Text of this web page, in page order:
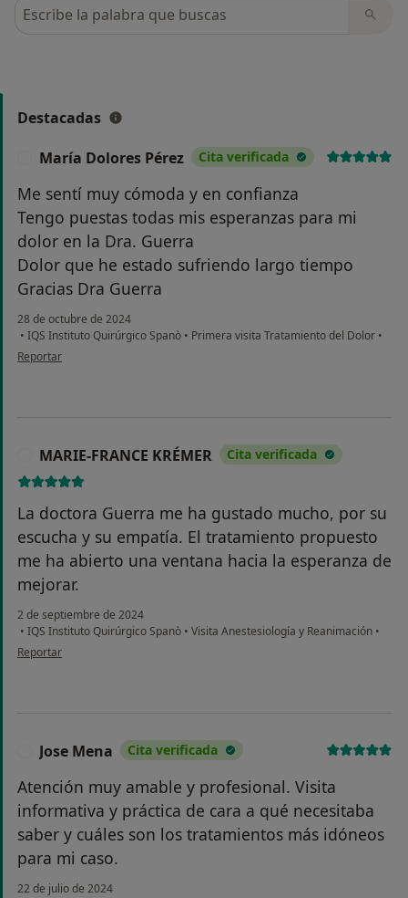
Busca en opiniones
Destacadas
María Dolores Pérez Cita verificada
Me sentí muy cómoda y en confianza
Tengo puestas todas mis esperanzas para mi
dolor en la Dra. Guerra
Dolor que he estado sufriendo largo tiempo
Gracias Dra Guerra
28 de octubre de 2024
• IQS Instituto Quirúrgico Spanò • Primera visita Tratamiento del Dolor •
en opinión del usuario María Dolores Pérez
Reportar
MARIE-FRANCE KRÉMER Cita verificada
La doctora Guerra me ha gustado mucho, por su
escucha y su empatía. El tratamiento propuesto
me ha abierto una ventana hacia la esperanza de
mejorar.
2 de septiembre de 2024
• IQS Instituto Quirúrgico Spanò • Visita Anestesiología y Reanimación •
en opinión del usuario MARIE-FRANCE KRÉMER
Reportar
Jose Mena Cita verificada
Atención muy amable y profesional. Visita
informativa y práctica de cara a qué necesitaba
saber y cuáles son los tratamientos más idóneos
para mi caso.
22 de julio de 2024